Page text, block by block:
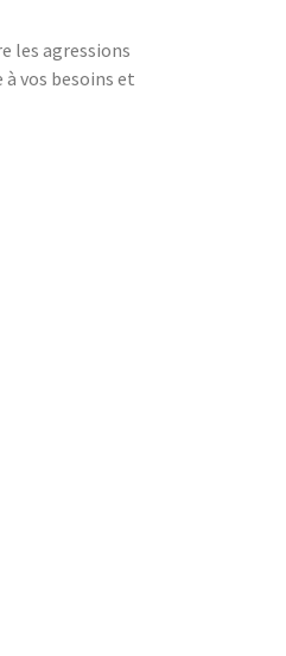
les agressions
vos besoins et